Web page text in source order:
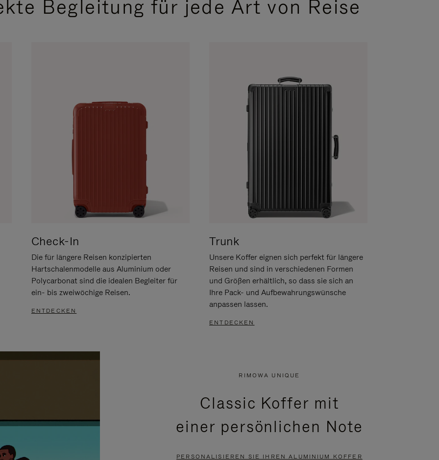
Begleitung für jede Art von Reise
Check-In
Die für längere Reisen konzipierten
Hartschalenmodelle aus Aluminium oder
Polycarbonat sind die idealen Begleiter für
ein- bis zweiwöchige Reisen.
ENTDECKEN
Trunk
Unsere Koffer eignen sich perfekt für längere
Reisen und sind in verschiedenen Formen
und Größen erhältlich, so dass sie sich an
Ihre Pack- und Aufbewahrungswünsche
anpassen lassen.
ENTDECKEN
RIMOWA UNIQUE
Classic Koffer mit
einer persönlichen Note
PERSONALISIEREN SIE IHREN ALUMINIUM KOFFER